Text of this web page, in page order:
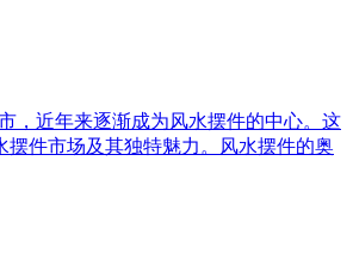
，近年来逐渐成为风水摆件的中心。这
件市场及其独特魅力。风水摆件的奥